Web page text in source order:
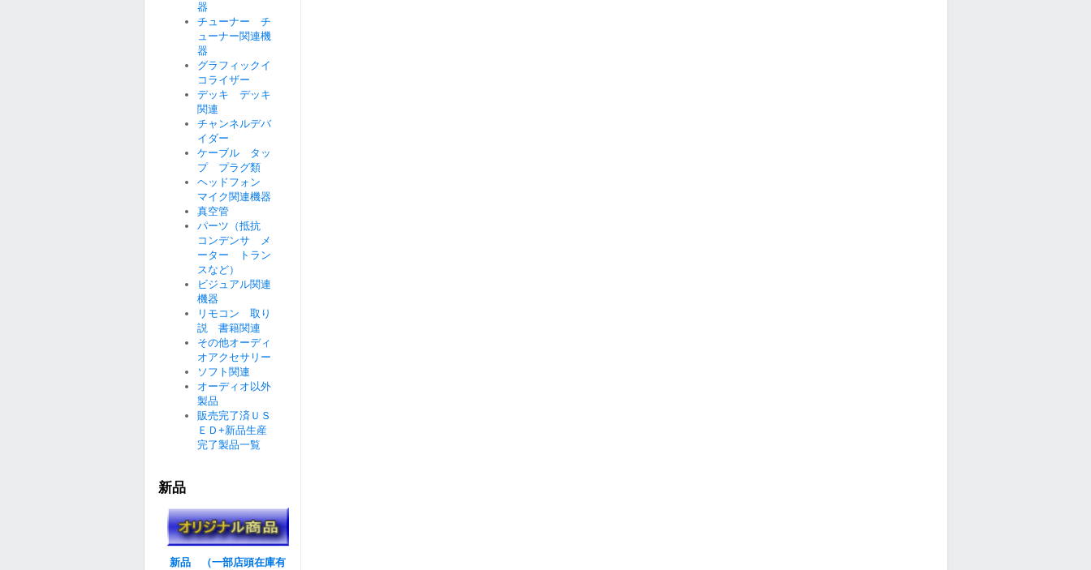
器
チューナー チ
ューナー関連機
器
グラフィックイ
コライザー
デッキ デッキ
関連
チャンネルデバ
イダー
ケーブル タッ
プ プラグ類
ヘッドフォン
マイク関連機器
真空管
パーツ（抵抗
コンデンサ メ
ーター トラン
スなど）
ビジュアル関連
機器
リモコン 取り
説 書籍関連
その他オーディ
オアクセサリー
ソフト関連
オーディオ以外
製品
販売完了済ＵＳ
ＥＤ+新品生産
完了製品一覧
新品
新品 （一部店頭在庫有